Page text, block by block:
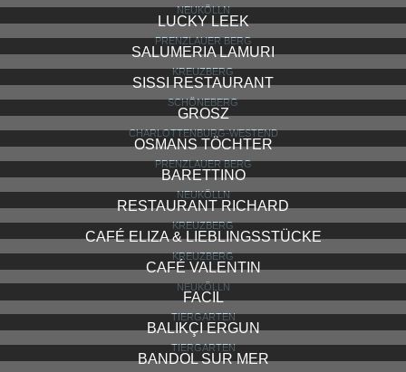
NEUKÖLLN
LUCKY LEEK
PRENZLAUER BERG
SALUMERIA LAMURI
KREUZBERG
SISSI RESTAURANT
SCHÖNEBERG
GROSZ
CHARLOTTENBURG-WESTEND
OSMANS TÖCHTER
PRENZLAUER BERG
BARETTINO
NEUKÖLLN
RESTAURANT RICHARD
KREUZBERG
CAFÉ ELIZA & LIEBLINGSSTÜCKE
KREUZBERG
CAFÉ VALENTIN
NEUKÖLLN
FACIL
TIERGARTEN
BALIKÇI ERGUN
TIERGARTEN
BANDOL SUR MER